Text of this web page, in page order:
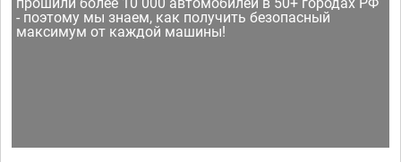
- поэтому мы знаем, как получить безопасный
максимум от каждой машины!